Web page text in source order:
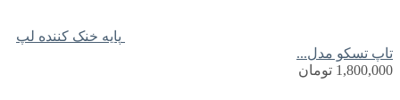
پایه خنک کننده لپ
تاپ تسکو مدل...
1,800,000 تومان